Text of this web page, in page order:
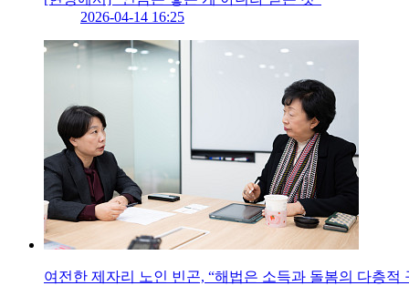
2026-04-14 16:25
여전한 제자리 노인 빈곤, “해법은 소득과 돌봄의 다층적